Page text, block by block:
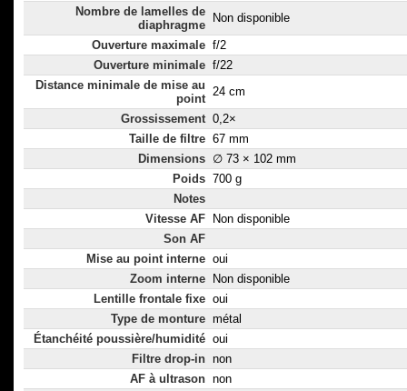
Nombre de lamelles de
diaphragme
Non disponible
Ouverture maximale f/2
Ouverture minimale f/22
Distance minimale de mise au
point
24 cm
Grossissement 0,2×
Taille de filtre 67 mm
Dimensions ∅ 73 × 102 mm
Poids 700 g
Notes
Vitesse AF
Non disponible
Son AF
Mise au point interne oui
Zoom interne
Non disponible
Lentille frontale fixe oui
Type de monture métal
Étanchéité poussière/humidité oui
Filtre drop-in non
AF à ultrason non